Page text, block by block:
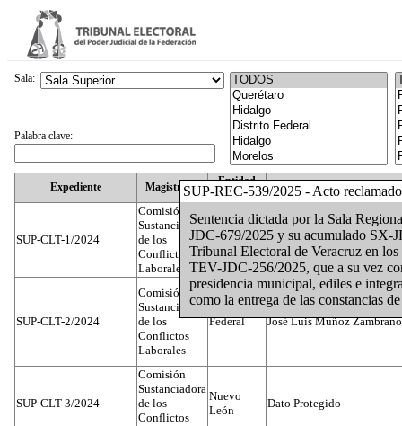
SUP-REC-539/2025 - Acto reclamado
Sentencia dictada por la Sala
JDC-679/2025 y su acumulado SX-
Tribunal Electoral de Veracruz en
TEV-JDC-256/2025, que a su vez
presidencia municipal, ediles e
como la entrega de las constancias
Expediente Magistrado
Entidad
Federativa
SUP-CLT-1/2024
Comisión
Sustanciadora
de los
Conflictos
Laborales
Federal Juan José Serrato Velasco
SUP-CLT-2/2024
Comisión
Sustanciadora
de los
Conflictos
Laborales
Federal José Luis Muñoz Zambrano
SUP-CLT-3/2024
Comisión
Sustanciadora
de los
Conflictos
Nuevo
León
Dato Protegido
Sala:
Palabra clave: